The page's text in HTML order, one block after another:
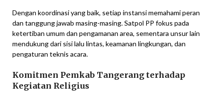
Dengan koordinasi yang baik, setiap instansi memahami peran
dan tanggung jawab masing-masing. Satpol PP fokus pada
ketertiban umum dan pengamanan area, sementara unsur lain
mendukung dari sisi lalu lintas, keamanan lingkungan, dan
pengaturan teknis acara.
Komitmen Pemkab Tangerang terhadap
Kegiatan Religius